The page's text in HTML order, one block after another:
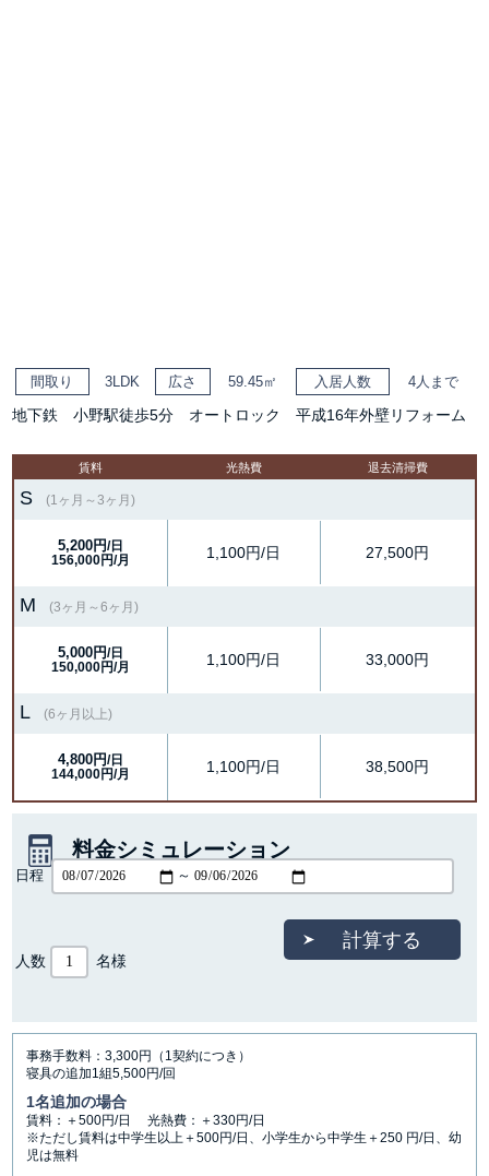
間取り 3LDK 広さ 59.45㎡ 入居人数 4人まで
地下鉄 小野駅徒歩5分 オートロック 平成16年外壁リフォーム
賃料 光熱費 退去清掃費
S (1ヶ月～3ヶ月)
5,200円/日
156,000円/月
1,100円/日 27,500円
M (3ヶ月～6ヶ月)
5,000円/日
150,000円/月
1,100円/日 33,000円
L (6ヶ月以上)
4,800円/日
144,000円/月
1,100円/日 38,500円
料金シミュレーション
人数 名様
日程 ～
事務手数料：3,300円（1契約につき）
寝具の追加1組5,500円/回
1名追加の場合
賃料：＋500円/日 光熱費：＋330円/日
※ただし賃料は中学生以上＋500円/日、小学生から中学生＋250 円/日、幼
児は無料